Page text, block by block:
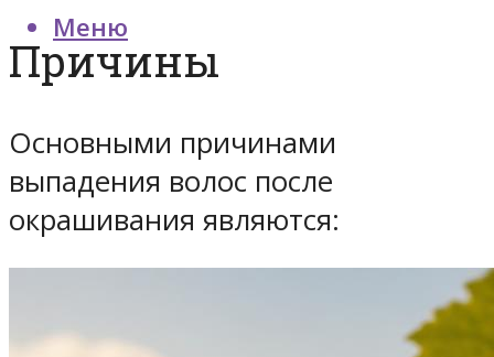
Меню
Причины
Основными причинами
выпадения волос после
окрашивания являются: